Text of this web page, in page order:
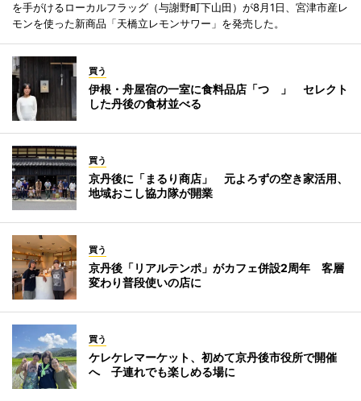
を手がけるローカルフラッグ（与謝野町下山田）が8月1日、宮津市産レ
モンを使った新商品「天橋立レモンサワー」を発売した。
買う
伊根・舟屋宿の一室に食料品店「つゝ」 セレクト
した丹後の食材並べる
買う
京丹後に「まるり商店」 元よろずの空き家活用、
地域おこし協力隊が開業
買う
京丹後「リアルテンポ」がカフェ併設2周年 客層
変わり普段使いの店に
買う
ケレケレマーケット、初めて京丹後市役所で開催
へ 子連れでも楽しめる場に